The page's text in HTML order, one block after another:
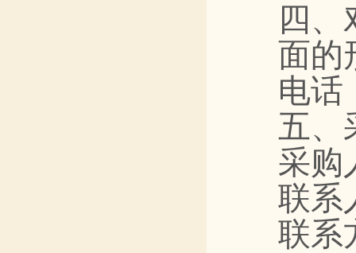
四、
面的
电话
五、
采购
联系
联系